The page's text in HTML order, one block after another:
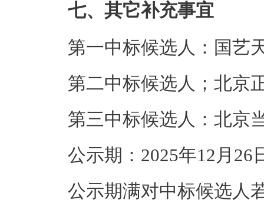
七、其它补充事宜
第一中标候选人：国艺
第二中标候选人；北京
第三中标候选人：北京
公示期：2025年12月26
公示期满对中标候选人